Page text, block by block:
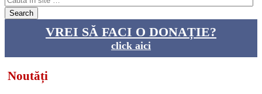
VREI SĂ FACI O DONAȚIE?
click aici
Noutăți